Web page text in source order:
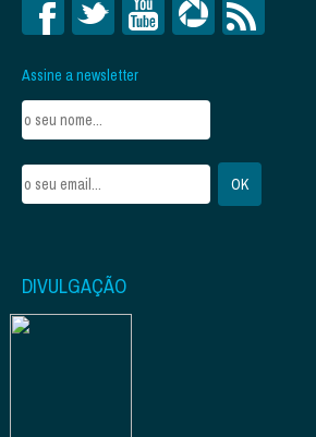
Assine a newsletter
DIVULGAÇÃO